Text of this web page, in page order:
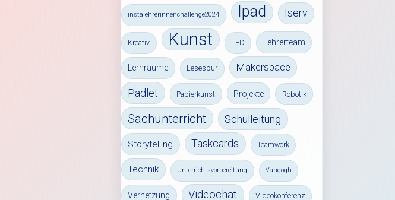
instalehrerinnenchallenge2024 Ipad Iserv
Kreativ Kunst LED Lehrerteam
Lernräume Lesespur Makerspace
Padlet Papierkunst Projekte Robotik
Sachunterricht Schulleitung
Storytelling Taskcards Teamwork
Technik Unterrichtsvorbereitung Vangogh
Vernetzung Videochat Videokonferenz